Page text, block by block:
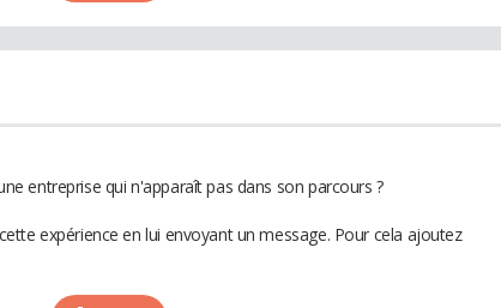
entreprise qui n'apparaît pas dans son parcours ?
expérience en lui envoyant un message. Pour cela ajoutez